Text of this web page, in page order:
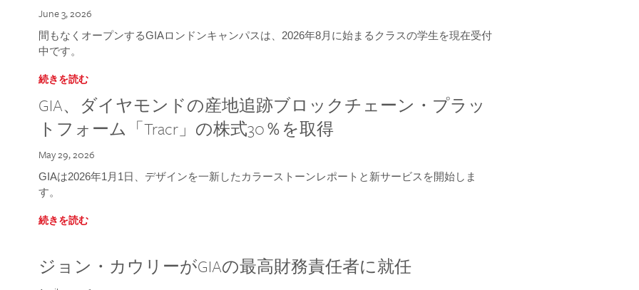
June 3, 2026
間もなくオープンするGIAロンドンキャンパスは、2026年8月に始まるクラスの学生を現在受付
中です。
続きを読む
GIA、ダイヤモンドの産地追跡ブロックチェーン・プラッ
トフォーム「Tracr」の株式30％を取得
May 29, 2026
GIAは2026年1月1日、デザインを一新したカラーストーンレポートと新サービスを開始しま
す。
続きを読む
ジョン・カウリーがGIAの最高財務責任者に就任